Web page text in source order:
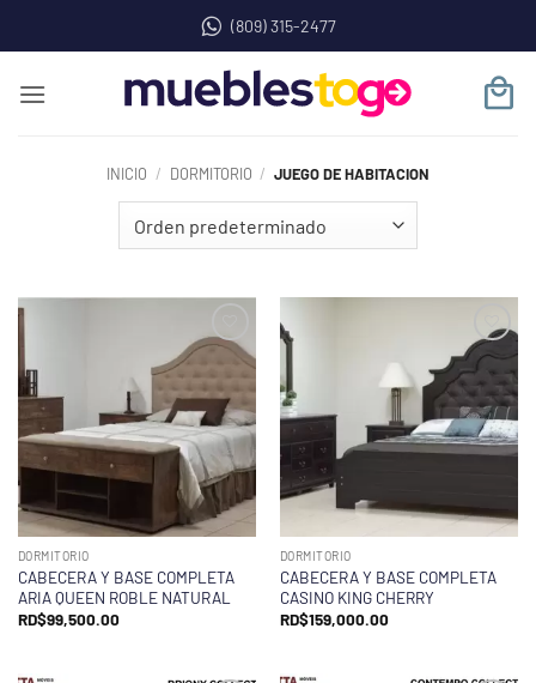
(809) 315-2477
INICIO / DORMITORIO / JUEGO DE HABITACION
DORMITORIO
CABECERA Y BASE COMPLETA
ARIA QUEEN ROBLE NATURAL
RD$99,500.00
DORMITORIO
CABECERA Y BASE COMPLETA
CASINO KING CHERRY
RD$159,000.00